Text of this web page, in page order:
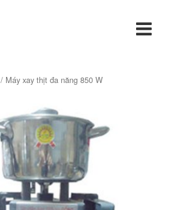
/ Máy xay thịt đa năng 850 W